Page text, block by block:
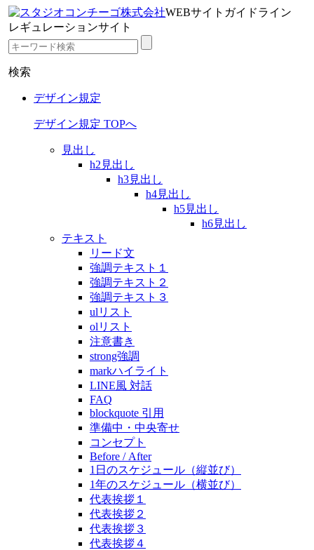
WEBサイトガイドライン
レギュレーションサイト
検索
デザイン規定
デザイン規定 TOPへ
見出し
h2見出し
h3見出し
h4見出し
h5見出し
h6見出し
テキスト
リード文
強調テキスト１
強調テキスト２
強調テキスト３
ulリスト
olリスト
注意書き
strong強調
markハイライト
LINE風 対話
FAQ
blockquote 引用
準備中・中央寄せ
コンセプト
Before / After
1日のスケジュール（縦並び）
1年のスケジュール（横並び）
代表挨拶１
代表挨拶２
代表挨拶３
代表挨拶４